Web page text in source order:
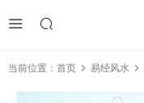
当前位置： 首页 易经风水